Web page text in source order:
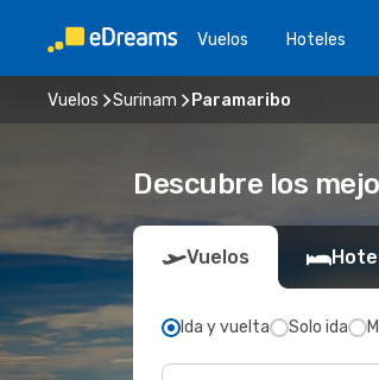
Vuelos Hoteles
Vuelos Surinam Paramaribo
Descubre los
Vuelos
Ida y vuelta Solo ida